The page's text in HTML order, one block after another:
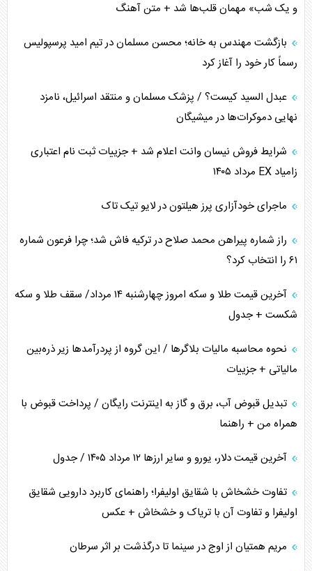
اوکراین بازوی مخرب آمریکا در غرب آسیا
اهمیت راهبردی اردن برای آمریکا
پیام، ظرفیت بالفعل‌نشده تجارت ایران
همسویی عربستان با سنتکام علیه متحدان ایران
ترامپ و توهم خلع سلاح حماس
چرا کویت به دنبال شریک امنیتی جدید است؟
اعتراف غرب به قدرت ایران در تثبیت معادلات
خطای راهبردی ترامپ مقابل برزیل
و یک شب» مهمان قلب‌ها شد + متن آهنگ
بازگشت مهندس به خانه؛ محسن مسلمان در تیم امید پرسپولیس
رسماً کار خود را آغاز کرد
عبدل السید کیست؟ / پزشک مسلمان و منتقد اسرائیل، نامزد
نهایی دموکرات‌ها در میشیگان
شرایط فروش نیسان وانت اعلام شد + جزییات ثبت نام اعتباری
زامیاد EX مرداد ۱۴۰۵
ماجرای خودآزاری پرز هیلتون در لایو تیک تاک
راز شماره پیراهن محمد صلاح در ترکیه فاش شد؛ چرا فرعون شماره
۶۱ را انتخاب کرد؟
آخرین قیمت طلا و سکه امروز چهارشنبه ۱۴ مرداد/ سقف طلا و سکه
شکست + جدول
نحوه محاسبه مالیات بلاگر‌ها / این گروه از پردرآمد‌ها زیر ذره‌بین
مالیاتی + جزییات
تبدیل قبوض آب، برق و گاز به اینترنت رایگان / پرداخت قبوض با
همراه من + راهنما
آخرین قیمت دلار، یورو و سایر ارز‌ها ۱۲ مرداد ۱۴۰۵ / جدول
تفاوت خشخاش با شقایق اولیفرا؛ راهنمای کاربرد دارویی شقایق
اولیفرا و تفاوت آن با تریاک و خشخاش + عکس
مریم همتیان از اوج در سینما تا درگذشت بر اثر سرطان